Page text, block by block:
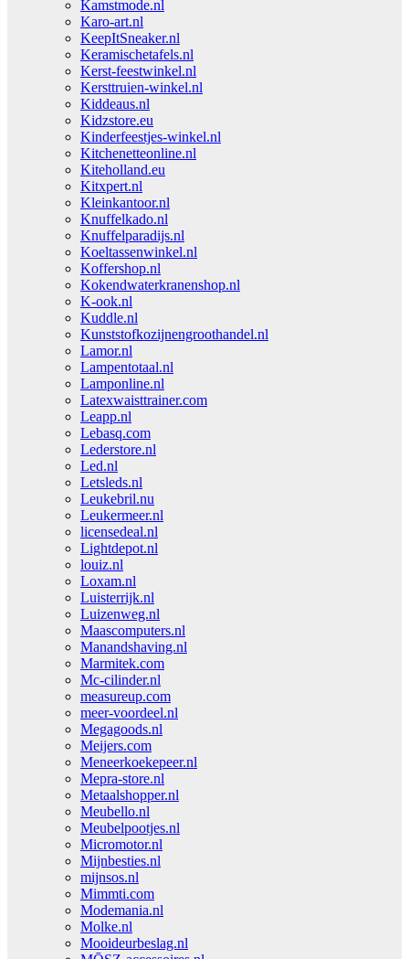
Kamstmode.nl
Karo-art.nl
KeepItSneaker.nl
Keramischetafels.nl
Kerst-feestwinkel.nl
Kersttruien-winkel.nl
Kiddeaus.nl
Kidzstore.eu
Kinderfeestjes-winkel.nl
Kitchenetteonline.nl
Kiteholland.eu
Kitxpert.nl
Kleinkantoor.nl
Knuffelkado.nl
Knuffelparadijs.nl
Koeltassenwinkel.nl
Koffershop.nl
Kokendwaterkranenshop.nl
K-ook.nl
Kuddle.nl
Kunststofkozijnengroothandel.nl
Lamor.nl
Lampentotaal.nl
Lamponline.nl
Latexwaisttrainer.com
Leapp.nl
Lebasq.com
Lederstore.nl
Led.nl
Letsleds.nl
Leukebril.nu
Leukermeer.nl
licensedeal.nl
Lightdepot.nl
louiz.nl
Loxam.nl
Luisterrijk.nl
Luizenweg.nl
Maascomputers.nl
Manandshaving.nl
Marmitek.com
Mc-cilinder.nl
measureup.com
meer-voordeel.nl
Megagoods.nl
Meijers.com
Meneerkoekepeer.nl
Mepra-store.nl
Metaalshopper.nl
Meubello.nl
Meubelpootjes.nl
Micromotor.nl
Mijnbesties.nl
mijnsos.nl
Mimmti.com
Modemania.nl
Molke.nl
Mooideurbeslag.nl